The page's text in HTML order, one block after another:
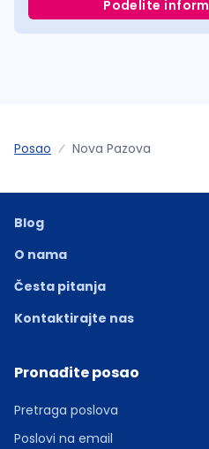
Podelite
Posao Nova Pazova
Blog
O nama
Česta pitanja
Kontaktirajte nas
Pronađite posao
Pretraga poslova
Poslovi na email